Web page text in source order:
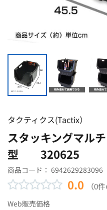
タクティクス(Tactix）
スタッキングマル
型 320625
商品コード： 6942629283096
0.0 （0
Web販売価格